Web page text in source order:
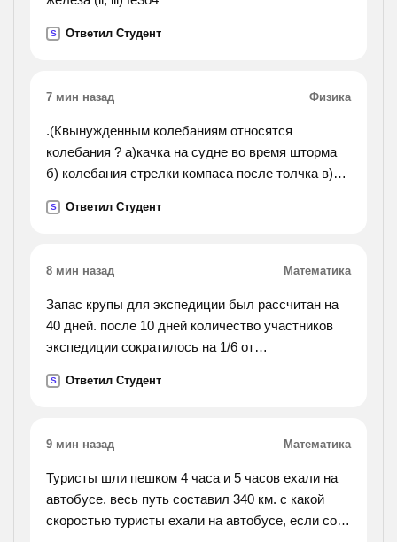
S Ответил Студент
7 мин назад Физика
.(Квынужденным колебаниям относятся
колебания ? а)качка на судне во время шторма
б) колебания стрелки компаса после толчка в)
мячиком г) колебания стрелки весов при
S Ответил Студент
8 мин назад Математика
Запас крупы для экспедиции был рассчитан на
40 дней. после 10 дней количество участников
экспедиции сократилось на 1/6 от
возросла на 1/8 от запланированной. на сколько
S Ответил Студент
9 мин назад Математика
Туристы шли пешком 4 часа и 5 часов ехали на
автобусе. весь путь составил 340 км. с какой
скоростью туристы ехали на автобусе, если со